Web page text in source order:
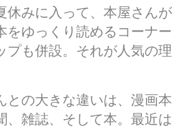
みに入って、本屋さん
をゆっくり読めるコーナ
プも併設。それが人気の
の大きな違いは、漫画
、雑誌、そして本。最近